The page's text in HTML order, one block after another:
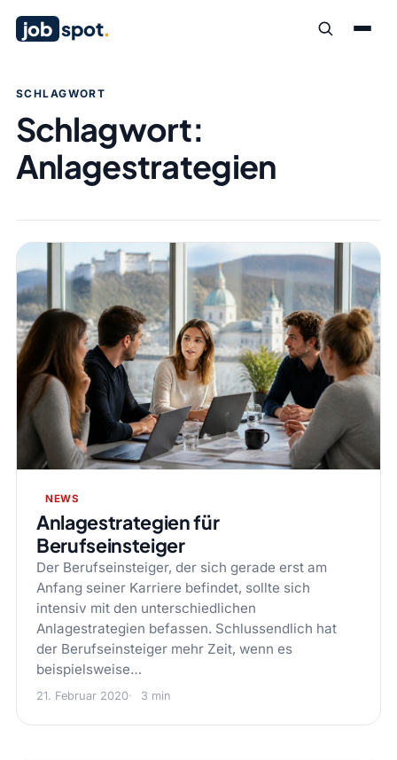
job spot.
SCHLAGWORT
Schlagwort:
Anlagestrategien
NEWS
Anlagestrategien für
Berufseinsteiger
Der Berufseinsteiger, der sich gerade erst am
Anfang seiner Karriere befindet, sollte sich
intensiv mit den unterschiedlichen
Anlagestrategien befassen. Schlussendlich hat
der Berufseinsteiger mehr Zeit, wenn es
beispielsweise…
21. Februar 2020 3 min